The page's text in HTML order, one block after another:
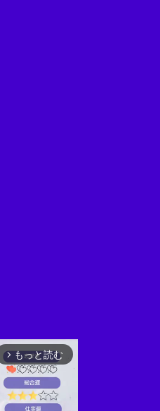
arrow_forward_ios もっと読む